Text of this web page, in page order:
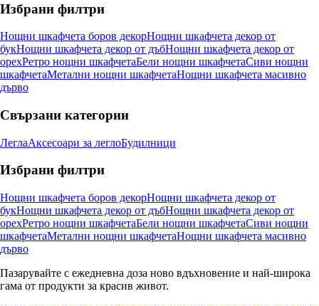
Избрани филтри
Нощни шкафчета боров декорНощни шкафчета декор от
букНощни шкафчета декор от дъбНощни шкафчета декор от
орехРетро нощни шкафчетаБели нощни шкафчетаСиви нощни
шкафчетаМетални нощни шкафчетаНощни шкафчета масивно
дърво
Свързани категории
ЛеглаАксесоари за леглоБудилници
Избрани филтри
Нощни шкафчета боров декорНощни шкафчета декор от
букНощни шкафчета декор от дъбНощни шкафчета декор от
орехРетро нощни шкафчетаБели нощни шкафчетаСиви нощни
шкафчетаМетални нощни шкафчетаНощни шкафчета масивно
дърво
Пазарувайте с ежедневна доза ново вдъхновение и най-широка
гама от продукти за красив живот.